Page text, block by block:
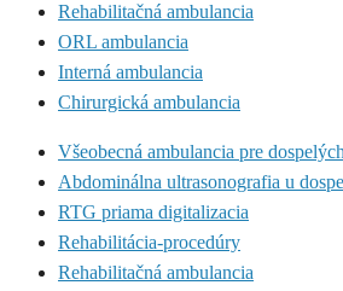
Rehabilitačná ambulancia
ORL ambulancia
Interná ambulancia
Chirurgická ambulancia
Všeobecná ambulancia pre dospelých
Abdominálna ultrasonografia u
RTG priama digitalizacia
Rehabilitácia-procedúry
Rehabilitačná ambulancia